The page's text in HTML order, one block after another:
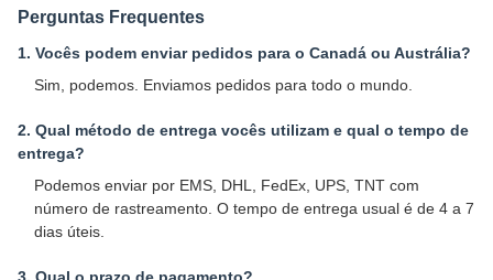
Perguntas Frequentes
1. Vocês podem enviar pedidos para o Canadá ou Austrália?
Sim, podemos. Enviamos pedidos para todo o mundo.
2. Qual método de entrega vocês utilizam e qual o tempo de
entrega?
Podemos enviar por EMS, DHL, FedEx, UPS, TNT com
número de rastreamento. O tempo de entrega usual é de 4 a 7
dias úteis.